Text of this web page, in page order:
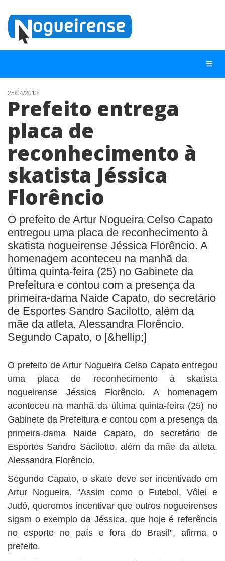
NOTÍCIAS
LISTA DIGITAL
TELEFONES ÚTEIS
QUEM SOMOS
CONTATO
ANUNCIE
BUSCAR
25/04/2013
Prefeito entrega
placa de
reconhecimento à
skatista Jéssica
Florêncio
O prefeito de Artur Nogueira Celso Capato
entregou uma placa de reconhecimento à
skatista nogueirense Jéssica Florêncio. A
homenagem aconteceu na manhã da
última quinta-feira (25) no Gabinete da
Prefeitura e contou com a presença da
primeira-dama Naide Capato, do secretário
de Esportes Sandro Sacilotto, além da
mãe da atleta, Alessandra Florêncio.
Segundo Capato, o [&hellip;]
O prefeito de Artur Nogueira Celso Capato entregou
uma placa de reconhecimento à skatista
nogueirense Jéssica Florêncio. A homenagem
aconteceu na manhã da última quinta-feira (25) no
Gabinete da Prefeitura e contou com a presença da
primeira-dama Naide Capato, do secretário de
Esportes Sandro Sacilotto, além da mãe da atleta,
Alessandra Florêncio.
Segundo Capato, o skate deve ser incentivado em
Artur Nogueira. “Assim como o Futebol, Vôlei e
Judô, queremos incentivar que outros nogueirenses
sigam o exemplo da Jéssica, que hoje é referência
no esporte no país e fora do Brasil”, afirma o
prefeito.